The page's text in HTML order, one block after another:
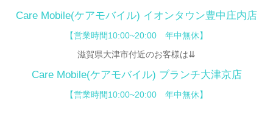
Care Mobile(ケアモバイル) イオンタウン豊中庄内店
【営業時間10:00~20:00 年中無休】
滋賀県大津市付近のお客様は⇊
Care Mobile(ケアモバイル) ブランチ大津京店
【営業時間10:00~20:00 年中無休】